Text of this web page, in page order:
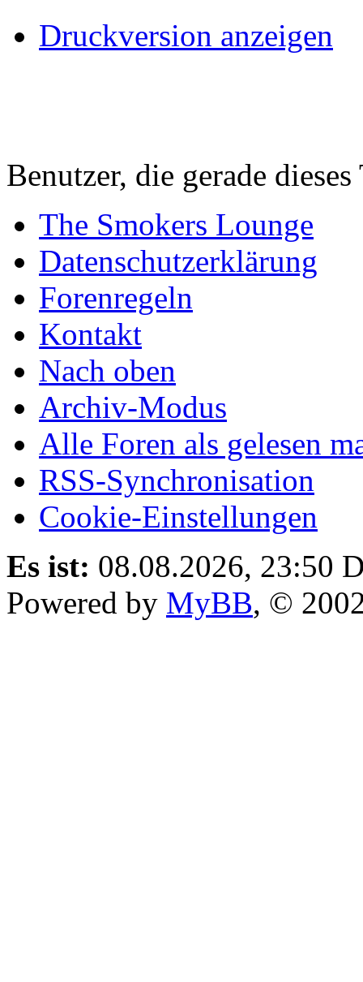
Druckversion anzeigen
Benutzer, die gerade
The Smokers Lounge
Datenschutzerklärung
Forenregeln
Kontakt
Nach oben
Archiv-Modus
Alle Foren als gelesen
RSS-Synchronisation
Cookie-Einstellungen
Es ist: 08.08.2026, 23:50
Powered by MyBB, ©